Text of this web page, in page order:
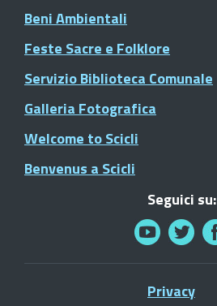
Beni Ambientali
Feste Sacre e Folklore
Servizio Biblioteca Comunale
Galleria Fotografica
Welcome to Scicli
Benvenus a Scicli
Seguici su:
Privacy